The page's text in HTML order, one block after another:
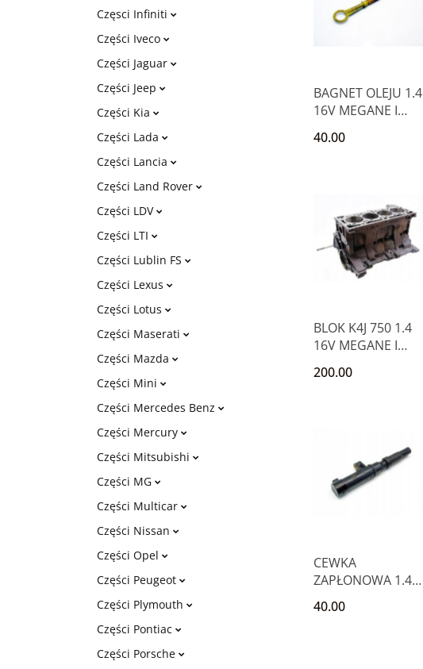
Częsci Infiniti
Części Iveco
Części Jaguar
Części Jeep
Części Kia
Części Lada
Części Lancia
Części Land Rover
Części LDV
Części LTI
Części Lublin FS
Części Lexus
Części Lotus
Części Maserati
Części Mazda
Części Mini
Części Mercedes Benz
Części Mercury
Części Mitsubishi
Części MG
Części Multicar
Części Nissan
Części Opel
Części Peugeot
Części Plymouth
Części Pontiac
Części Porsche
BAGNET OLEJU 1.4
16V MEGANE I
CLIO
40.00
BLOK K4J 750 1.4
16V MEGANE I
CLIO
200.00
CEWKA
ZAPŁONOWA 1.4
16V CLIO MEGANE
THALIA SCENIC
40.00